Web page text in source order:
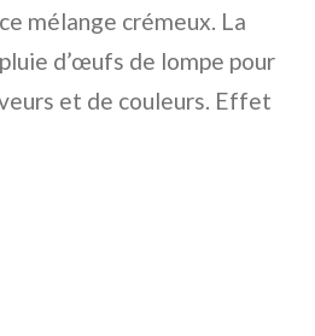
mélange crémeux. La
d’œufs de lompe pour
et de couleurs. Effet